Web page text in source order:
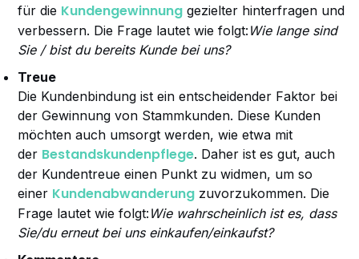
für die Kundengewinnunggezielter hinterfragen und
verbessern. Die Frage lautet wie folgt: Wie lange sind
Sie / bist du bereits Kunde bei uns?
Treue
Die Kundenbindung ist ein entscheidender Faktor bei
der Gewinnung von Stammkunden. Diese Kunden
möchten auch umsorgt werden, wie etwa mit
der Bestandskundenpflege. Daher ist es gut, auch
der Kundentreue einen Punkt zu widmen, um so
einer Kundenabwanderungzuvorzukommen. Die
Frage lautet wie folgt: Wie wahrscheinlich ist es, dass
Sie/du erneut bei uns einkaufen/einkaufst?